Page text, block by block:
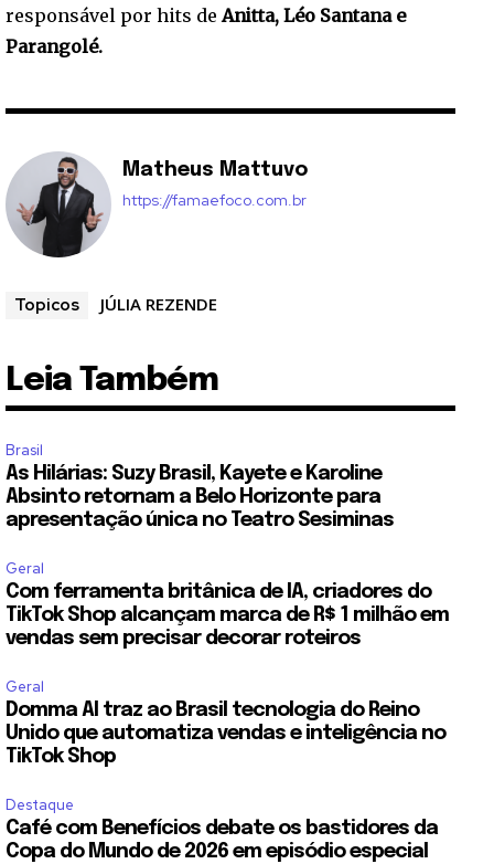
responsável por hits deAnitta, Léo Santana e
Parangolé.
Matheus Mattuvo
https://famaefoco.com.br
Topicos JÚLIA REZENDE
Leia Também
Brasil
As Hilárias: Suzy Brasil, Kayete e Karoline
Absinto retornam a Belo Horizonte para
apresentação única no Teatro Sesiminas
Geral
Com ferramenta britânica de IA, criadores do
TikTok Shop alcançam marca de R$ 1 milhão em
vendas sem precisar decorar roteiros
Geral
Domma AI traz ao Brasil tecnologia do Reino
Unido que automatiza vendas e inteligência no
TikTok Shop
Destaque
Café com Benefícios debate os bastidores da
Copa do Mundo de 2026 em episódio especial